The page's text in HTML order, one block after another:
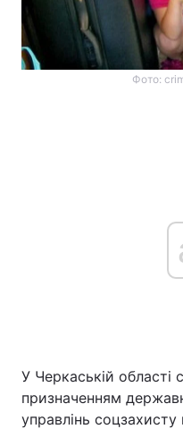
Фото:
У Черкаській області
призначенням
управлінь соцзахисту